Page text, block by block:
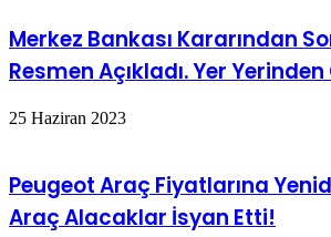
Merkez Bankası Kararından
Resmen Açıkladı. Yer Yerinden
25 Haziran 2023
Peugeot Araç Fiyatlarına
Araç Alacaklar İsyan Etti!